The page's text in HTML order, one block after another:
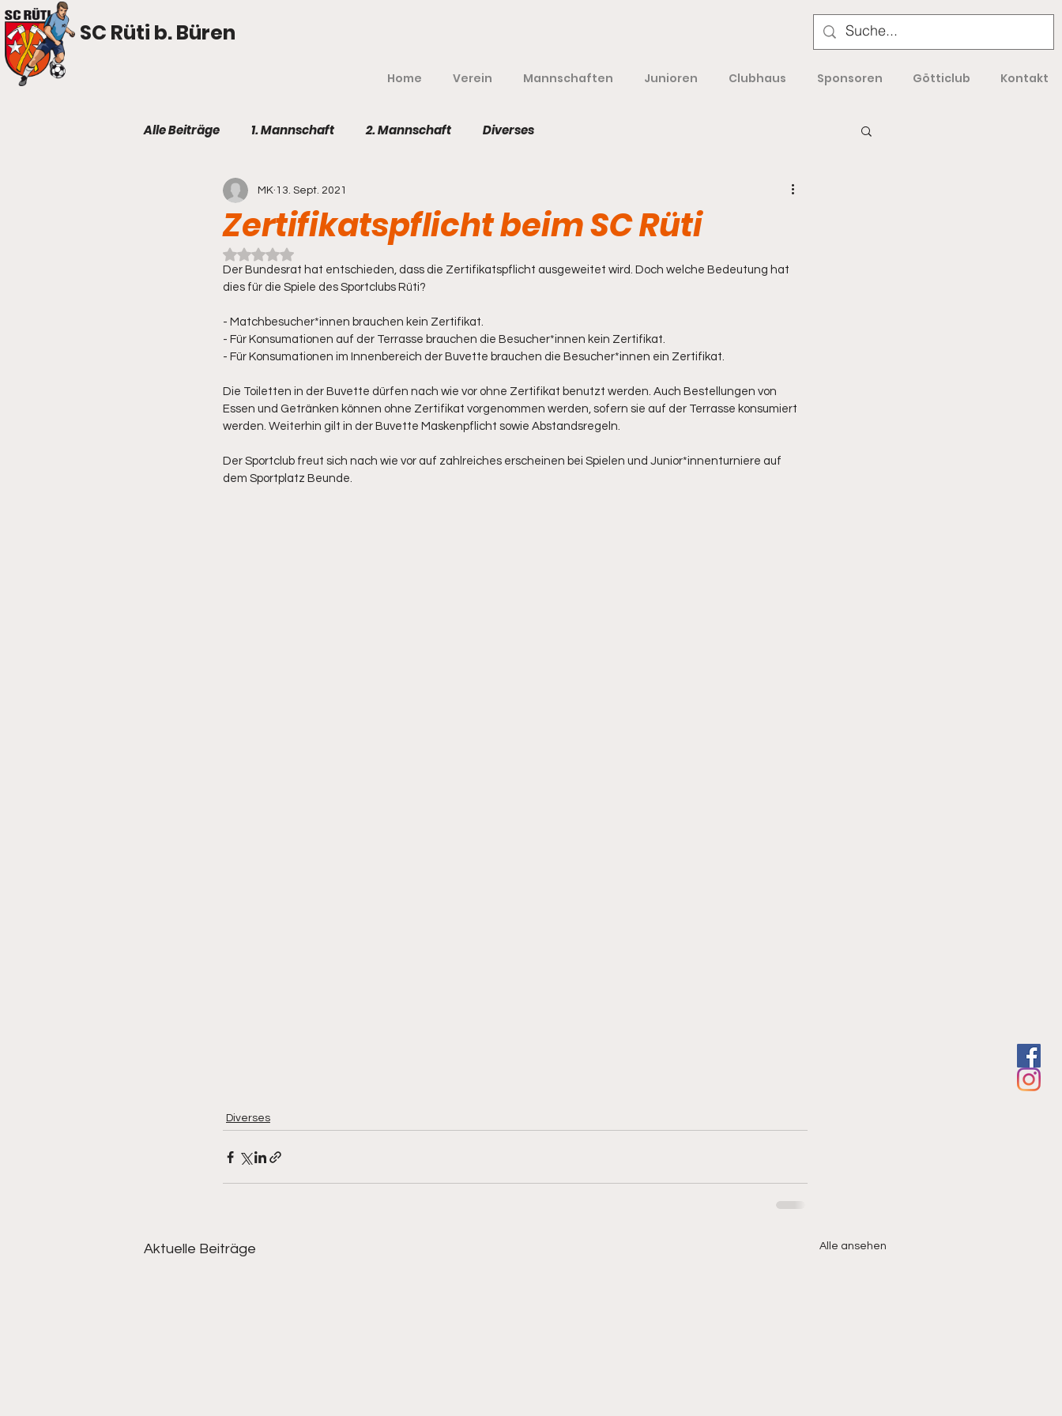
SC Rüti b. Büren
Home Verein Mannschaften Junioren Clubhaus Sponsoren Götticlub Kontakt
Alle Beiträge 1. Mannschaft 2. Mannschaft Diverses
Zertifikatspflicht beim SC Rüti
MK 13. Sept. 2021
Mit NaN von 5 Sternen bewertet.
Der Bundesrat hat entschieden, dass die Zertifikatspflicht ausgeweitet wird. Doch welche Bedeutung hat
dies für die Spiele des Sportclubs Rüti?
- Matchbesucher*innen brauchen kein Zertifikat.
- Für Konsumationen auf der Terrasse brauchen die Besucher*innen kein Zertifikat.
- Für Konsumationen im Innenbereich der Buvette brauchen die Besucher*innen ein Zertifikat.
Die Toiletten in der Buvette dürfen nach wie vor ohne Zertifikat benutzt werden. Auch Bestellungen von
Essen und Getränken können ohne Zertifikat vorgenommen werden, sofern sie auf der Terrasse konsumiert
werden. Weiterhin gilt in der Buvette Maskenpflicht sowie Abstandsregeln.
Der Sportclub freut sich nach wie vor auf zahlreiches erscheinen bei Spielen und Junior*innenturniere auf
dem Sportplatz Beunde.
Diverses
Aktuelle Beiträge Alle ansehen